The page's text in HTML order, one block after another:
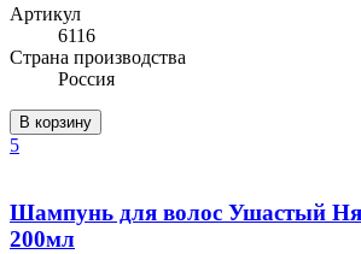
Артикул
6116
Cтрана производства
Россия
В корзину
5
Шампунь для волос Ушастый
200мл